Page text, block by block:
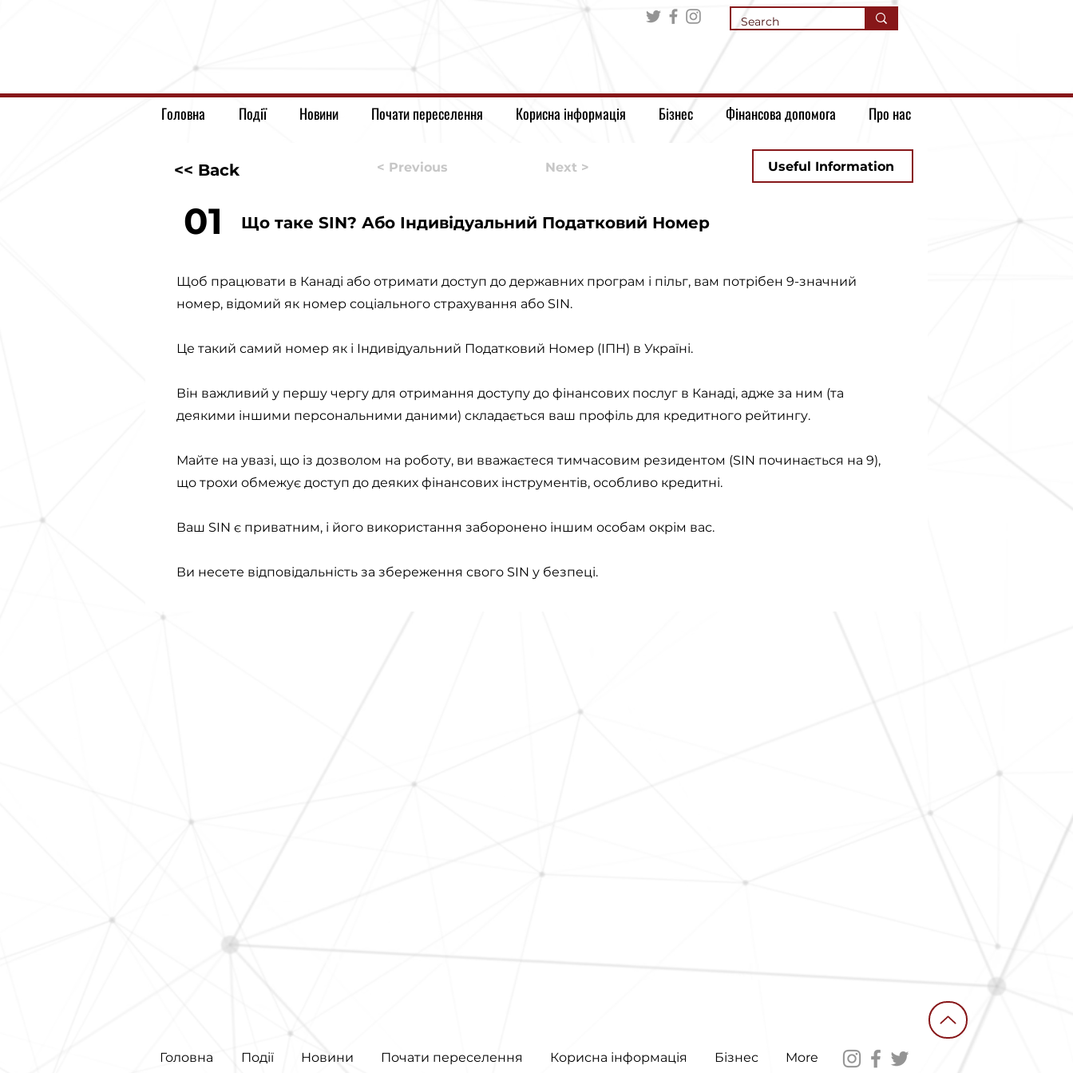
Головна Події Новини Почати переселення Корисна інформація Бізнес Фінансова допомога Про нас
<< Back < Previous Next > Useful Information
01 Що таке SIN? Або Індивідуальний Податковий Номер
Щоб працювати в Канаді або отримати доступ до державних програм і пільг, вам потрібен 9-значний
номер, відомий як номер соціального страхування або SIN.
Це такий самий номер як і Індивідуальний Податковий Номер (ІПН) в Україні.
Він важливий у першу чергу для отримання доступу до фінансових послуг в Канаді, адже за ним (та
деякими іншими персональними даними) складається ваш профіль для кредитного рейтингу.
Майте на увазі, що із дозволом на роботу, ви вважаєтеся тимчасовим резидентом (SIN починається на 9),
що трохи обмежує доступ до деяких фінансових інструментів, особливо кредитні.
Ваш SIN є приватним, і його використання заборонено іншим особам окрім вас.
Ви несете відповідальність за збереження свого SIN у безпеці.
Головна Події Новини Почати переселення Корисна інформація Бізнес More